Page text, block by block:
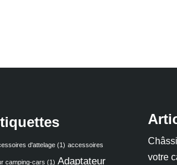
d'attelage (1) accessoires
camping-cars (1) Adaptateur
votre